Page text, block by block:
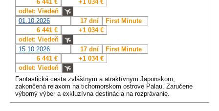
6 441 €
+1 034 €
odlet: Viedeň
01.10.2026
17 dní
First Minute
6 441 €
+1 034 €
odlet: Viedeň
15.10.2026
17 dní
First Minute
6 441 €
+1 034 €
odlet: Viedeň
Fantastická cesta zvláštnym a atraktívnym Japonskom,
zakončená relaxom na tichomorskom ostrove Palau. Zaručene
výborný výber a exkluzívna destinácia na rozprávanie.